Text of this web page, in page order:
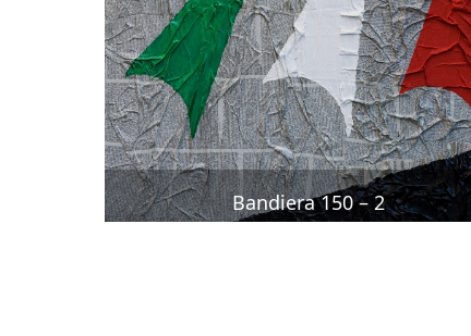
Bandiera 150 – 2